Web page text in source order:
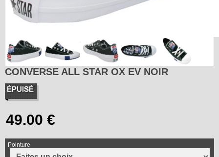
CONVERSE ALL STAR OX EV NOIR
Pointure